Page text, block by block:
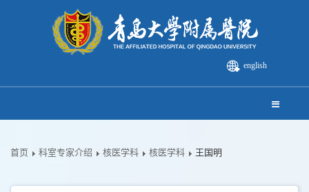
english
首页 科室专家介绍 核医学科 核医学科 王国明